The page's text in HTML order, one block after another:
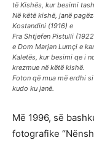
të Kishës, kur besimi
Në këtë kishë, janë
Kostandini (1916) e
Fra Shtjefen Pistulli
e Dom Marjan Lumçi e
Kaletës, kur besimi qe i
krezmue në këtë kishë.
Foton që mua më erdhi
kudo ku janë.
Më 1996, së
fotografike